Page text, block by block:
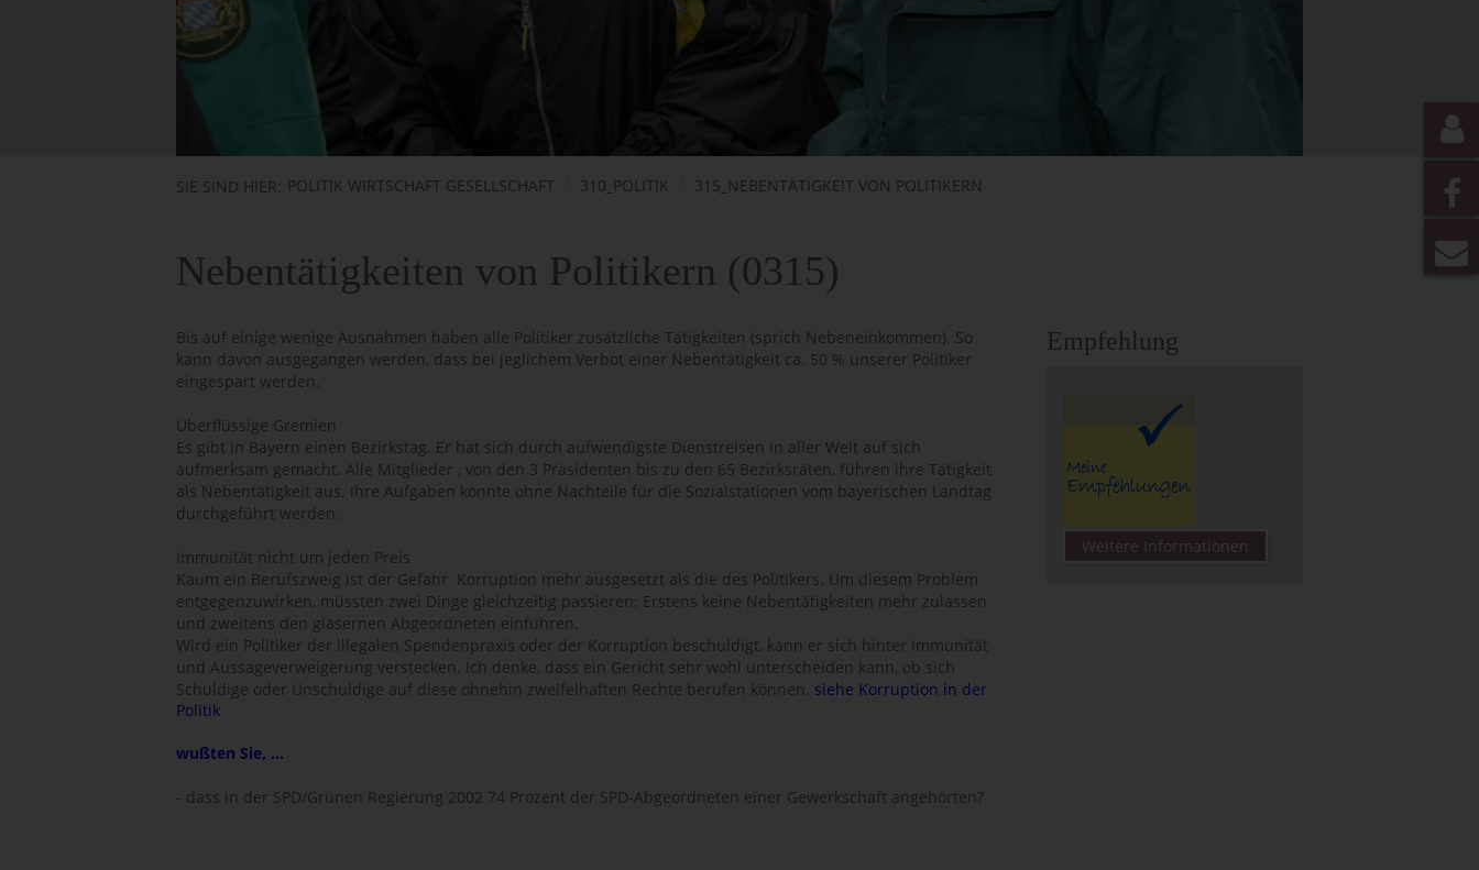
SIE SIND HIER: POLITIK WIRTSCHAFT GESELLSCHAFT 310_POLITIK 315_NEBENTÄTIGKEIT VON POLITIKERN
Nebentätigkeiten von Politikern (0315)
Bis auf einige wenige Ausnahmen haben alle Politiker zusätzliche Tätigkeiten (sprich Nebeneinkommen). So
kann davon ausgegangen werden, dass bei jeglichem Verbot einer Nebentätigkeit ca. 50 % unserer Politiker
eingespart werden.
Überflüssige Gremien
Es gibt in Bayern einen Bezirkstag. Er hat sich durch aufwendigste Dienstreisen in aller Welt auf sich
aufmerksam gemacht. Alle Mitglieder , von den 3 Präsidenten bis zu den 65 Bezirksräten, führen ihre Tätigkeit
als Nebentätigkeit aus. Ihre Aufgaben könnte ohne Nachteile für die Sozialstationen vom bayerischen Landtag
durchgeführt werden.
Immunität nicht um jeden Preis
Kaum ein Berufszweig ist der Gefahr  Korruption mehr ausgesetzt als die des Politikers. Um diesem Problem
entgegenzuwirken, müssten zwei Dinge gleichzeitig passieren: Erstens keine Nebentätigkeiten mehr zulassen
und zweitens den gläsernen Abgeordneten einführen.
Wird ein Politiker der illegalen Spendenpraxis oder der Korruption beschuldigt, kann er sich hinter Immunität
und Aussageverweigerung verstecken. Ich denke, dass ein Gericht sehr wohl unterscheiden kann, ob sich
Schuldige oder Unschuldige auf diese ohnehin zweifelhaften Rechte berufen können. siehe Korruption in der
Politik
wußten Sie, ...
- dass in der SPD/Grünen Regierung 2002 74 Prozent der SPD-Abgeordneten einer Gewerkschaft angehörten?
Empfehlung
Weitere Informationen